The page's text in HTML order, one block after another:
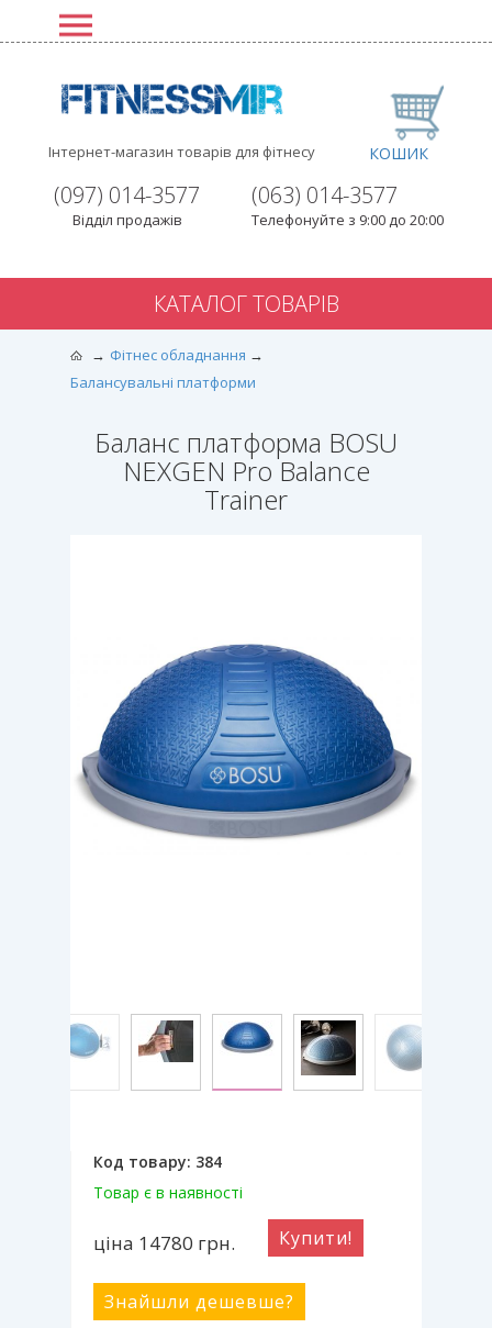
Інтернет-магазин товарів для фітнесу
(063) 014-3577
Телефонуйте з 9:00 до 20:00
(097) 014-3577
Відділ продажів
КОШИК
КАТАЛОГ ТОВАРІВ
Фітнес обладнання
Балансувальні платформи
Баланс платформа BOSU
NEXGEN Pro Balance
Trainer
Код товару: 384
Товар є в наявності
ціна 14780 грн. Купити!
Знайшли дешевше?